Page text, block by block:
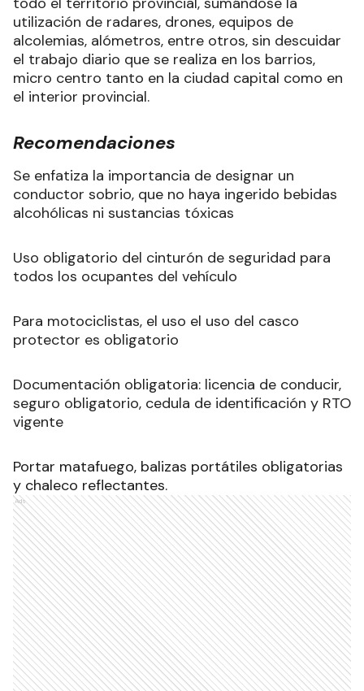
utilización de radares, drones, equipos de
alcolemias, alómetros, entre otros, sin descuidar
el trabajo diario que se realiza en los barrios,
micro centro tanto en la ciudad capital como en
el interior provincial.
Recomendaciones
Se enfatiza la importancia de designar un
conductor sobrio, que no haya ingerido bebidas
alcohólicas ni sustancias tóxicas
Uso obligatorio del cinturón de seguridad para
todos los ocupantes del vehículo
Para motociclistas, el uso el uso del casco
protector es obligatorio
Documentación obligatoria: licencia de conducir,
seguro obligatorio, cedula de identificación y RTO
vigente
Portar matafuego, balizas portátiles obligatorias
y chaleco reflectantes.
Ads